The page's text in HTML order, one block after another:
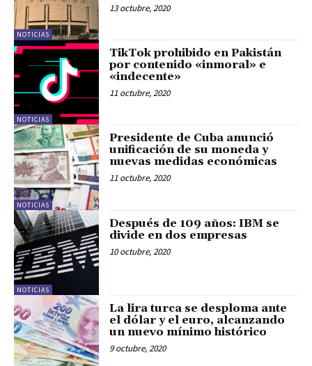
NOTICIAS
13 octubre, 2020
NOTICIAS
TikTok prohibido en Pakistán
por contenido «inmoral» e
«indecente»
11 octubre, 2020
NOTICIAS
Presidente de Cuba anunció
unificación de su moneda y
nuevas medidas económicas
11 octubre, 2020
NOTICIAS
Después de 109 años: IBM se
divide en dos empresas
10 octubre, 2020
La lira turca se desploma ante
el dólar y el euro, alcanzando
un nuevo mínimo histórico
9 octubre, 2020